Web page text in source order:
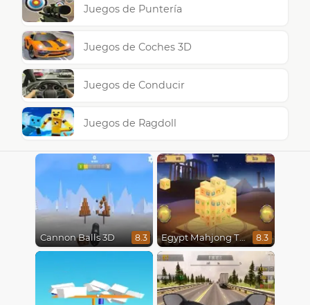
Juegos de Puntería
Juegos de Coches 3D
Juegos de Conducir
Juegos de Ragdoll
Cannon Balls 3D 8.3 Egypt Mahjong Triple Dimensions 8.3